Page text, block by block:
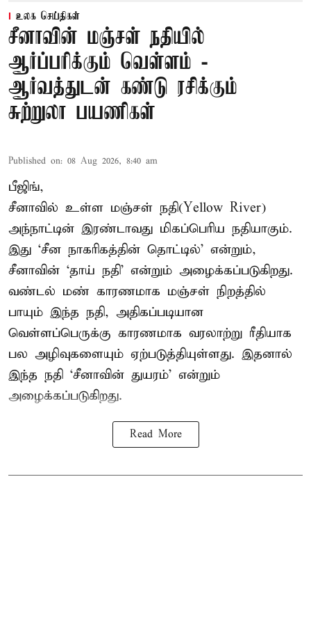
உலக செய்திகள்
சீனாவின் மஞ்சள் நதியில்
ஆர்ப்பரிக்கும் வெள்ளம் -
ஆர்வத்துடன் கண்டு ரசிக்கும்
சுற்றுலா பயணிகள்
Published on: 08 Aug 2026, 8:40 am
பீஜிங்,
சீனாவில் உள்ள மஞ்சள் நதி(Yellow River)
அந்நாட்டின் இரண்டாவது மிகப்பெரிய நதியாகும்.
இது ‘சீன நாகரிகத்தின் தொட்டில்’ என்றும்,
சீனாவின் ‘தாய் நதி’ என்றும் அழைக்கப்படுகிறது.
வண்டல் மண் காரணமாக மஞ்சள் நிறத்தில்
பாயும் இந்த நதி, அதிகப்படியான
வெள்ளப்பெருக்கு காரணமாக வரலாற்று ரீதியாக
பல அழிவுகளையும் ஏற்படுத்தியுள்ளது. இதனால்
இந்த நதி ‘சீனாவின் துயரம்’ என்றும்
அழைக்கப்படுகிறது.
Read More